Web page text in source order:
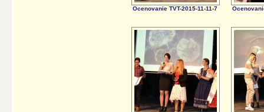
Ocenovanie TVT-2015-11-11-7